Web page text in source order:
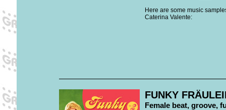
Here are some music
Caterina Valente:
FUNKY
Female beat, groove,